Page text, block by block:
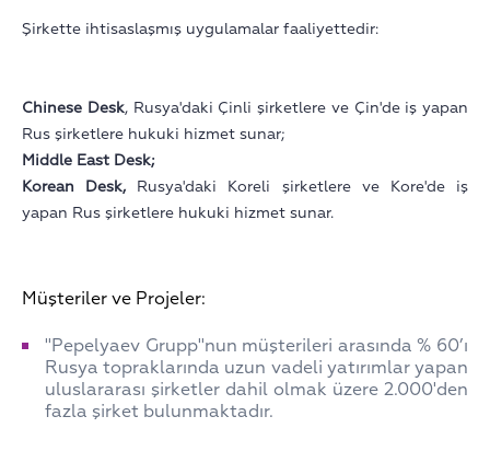
Şirkette ihtisaslaşmış uygulamalar faaliyettedir:
Chinese Desk, Rusya'daki Çinli şirketlere ve Çin'de iş yapan
Rus şirketlere hukuki hizmet sunar;
Middle East Desk;
Korean Desk, Rusya'daki Koreli şirketlere ve Kore'de iş
yapan Rus şirketlere hukuki hizmet sunar.
Müşteriler ve Projeler:
"Pepelyaev Grupp"nun müşterileri arasında % 60’ı
Rusya topraklarında uzun vadeli yatırımlar yapan
uluslararası şirketler dahil olmak üzere 2.000'den
fazla şirket bulunmaktadır.